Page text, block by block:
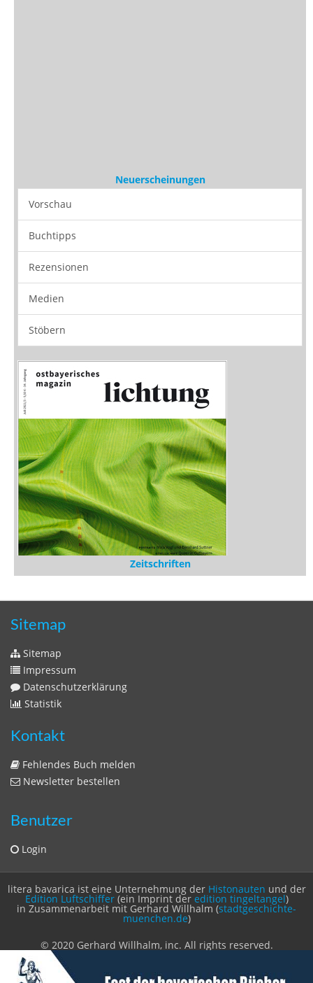
Neuerscheinungen
Vorschau
Buchtipps
Rezensionen
Medien
Stöbern
Zeitschriften
Sitemap
Sitemap
Impressum
Datenschutzerklärung
Statistik
Kontakt
Fehlendes Buch melden
Newsletter bestellen
Benutzer
Login
litera bavarica ist eine Unternehmung der Histonauten und der
Edition Luftschiffer(ein Imprint der edition tingeltangel)
in Zusammenarbeit mit Gerhard Willhalm (stadtgeschichte-
muenchen.de)
© 2020 Gerhard Willhalm, inc. All rights reserved.